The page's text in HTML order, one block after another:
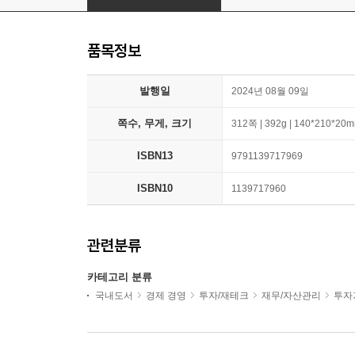
품목정보
발행일 2024년 08월 09일
쪽수, 무게, 크기 312쪽 | 392g |
ISBN13 9791139717969
ISBN10 1139717960
관련분류
카테고리 분류
국내도서 경제 경영 투자/재테크 재무/자산관리 투